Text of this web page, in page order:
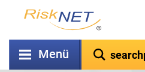
Menü